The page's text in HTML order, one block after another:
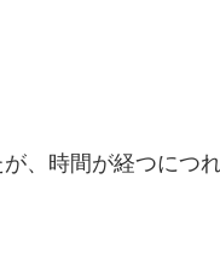
、時間が経つにつ